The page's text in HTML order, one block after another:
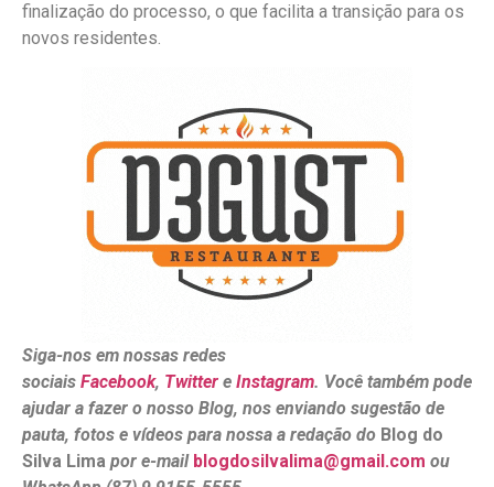
finalização do processo, o que facilita a transição para os
novos residentes.
Siga-nos em nossas redes
sociais Facebook, Twitter e Instagram. Você também pode
ajudar a fazer o nosso Blog, nos enviando sugestão de
pauta, fotos e vídeos para nossa a redação do Blog do
Silva Lima por e-mail blogdosilvalima@gmail.com ou